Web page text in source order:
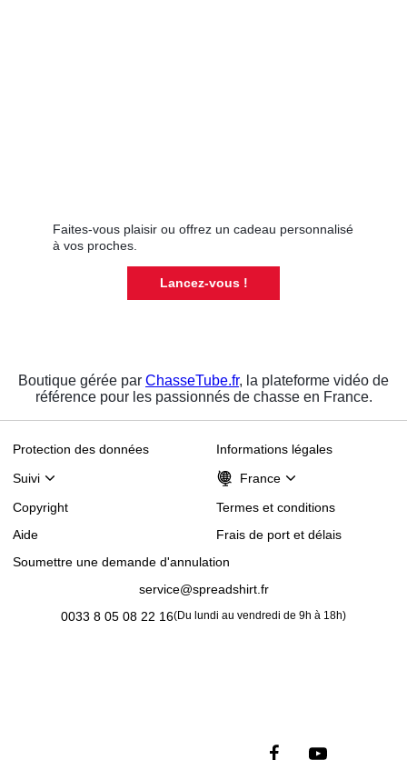
Faites-vous plaisir ou offrez un cadeau personnalisé
à vos proches.
Lancez-vous !
Boutique gérée par ChasseTube.fr, la plateforme vidéo de
référence pour les passionnés de chasse en France.
Protection des données
Informations légales
Suivi
France
Copyright
Termes et conditions
Aide
Frais de port et délais
Soumettre une demande d'annulation
service@spreadshirt.fr
0033 8 05 08 22 16(Du lundi au vendredi de 9h à 18h)